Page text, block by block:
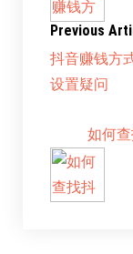
Previous
抖音赚钱方
设置疑问
如何